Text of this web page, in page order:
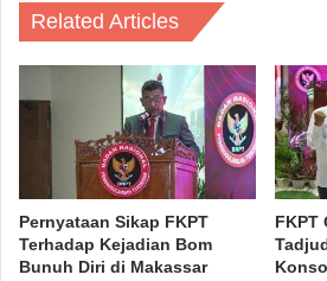
Related Articles
Pernyataan Sikap FKPT
Terhadap Kejadian Bom
Bunuh Diri di Makassar
FKPT